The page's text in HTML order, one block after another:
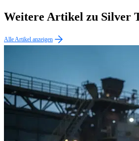
Weitere Artikel zu Silver
Alle Artikel anzeigen